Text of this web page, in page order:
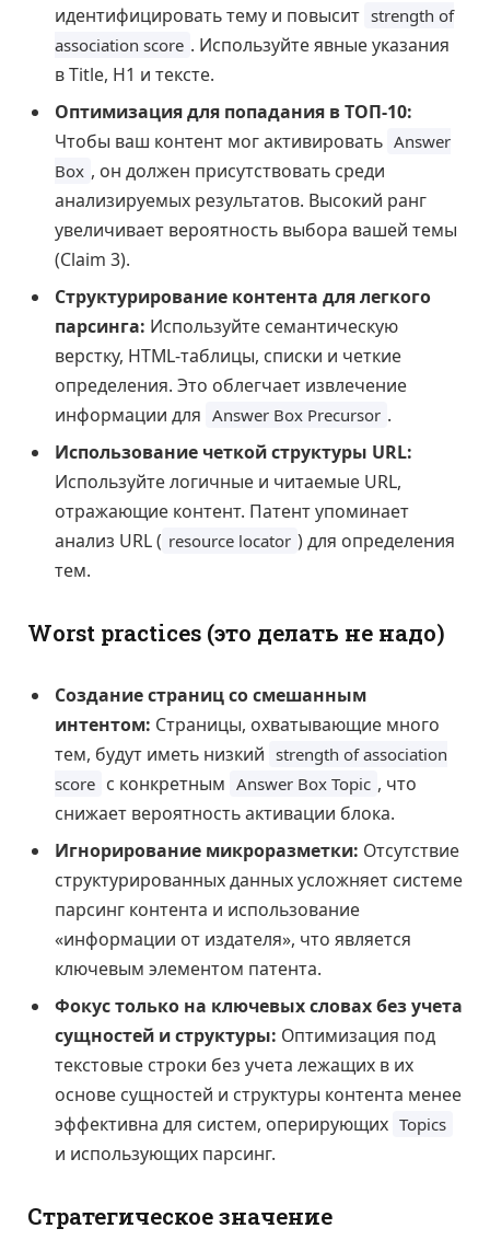
идентифицировать тему и повысит strength of
association score . Используйте явные указания
в Title, H1 и тексте.
Оптимизация для попадания в ТОП-10:
Чтобы ваш контент мог активировать Answer
Box , он должен присутствовать среди
анализируемых результатов. Высокий ранг
увеличивает вероятность выбора вашей темы
(Claim 3).
Структурирование контента для легкого
парсинга: Используйте семантическую
верстку, HTML-таблицы, списки и четкие
определения. Это облегчает извлечение
информации для Answer Box Precursor .
Использование четкой структуры URL:
Используйте логичные и читаемые URL,
отражающие контент. Патент упоминает
анализ URL ( resource locator ) для определения
тем.
Worst practices (это делать не надо)
Создание страниц со смешанным
интентом: Страницы, охватывающие много
тем, будут иметь низкий strength of association
score с конкретным Answer Box Topic , что
снижает вероятность активации блока.
Игнорирование микроразметки: Отсутствие
структурированных данных усложняет системе
парсинг контента и использование
«информации от издателя», что является
ключевым элементом патента.
Фокус только на ключевых словах без учета
сущностей и структуры: Оптимизация под
текстовые строки без учета лежащих в их
основе сущностей и структуры контента менее
эффективна для систем, оперирующих Topics
и использующих парсинг.
Стратегическое значение